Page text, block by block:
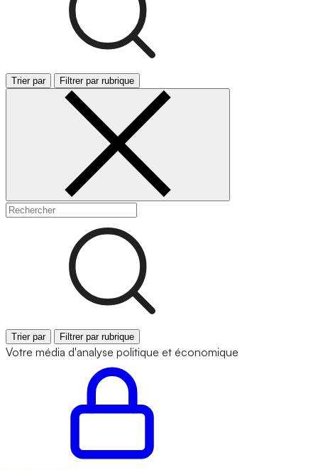
Trier par Filtrer par rubrique
Trier par Filtrer par rubrique
Votre média d'analyse politique et économique